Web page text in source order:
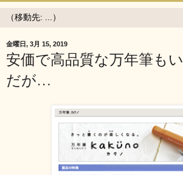
金曜日, 3月 15, 2019
安価で高品質な万年筆も
だが…